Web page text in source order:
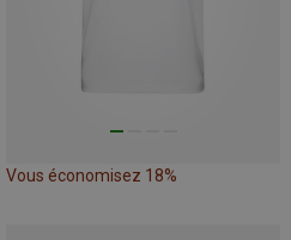
Vous économisez 18%